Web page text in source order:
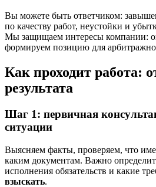
Вы можете быть ответчиком:
по качеству работ, неустойки и
Мы защищаем интересы компании:
формируем позицию для
Как проходит работа:
результата
Шаг 1: первичная
ситуации
Выясняем факты, проверяем, что
каким документам. Важно
исполнения обязательств и какие
взыскать.